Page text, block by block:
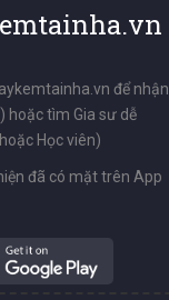
để nhận
hoặc tìm Gia sư dễ
Học viên)
đã có mặt trên App